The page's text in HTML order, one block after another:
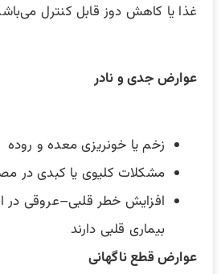
غذا یا کاهش دوز قابل کنترل
عوارض جدی و نادر
زخم یا خونریزی معده و روده
مشکلات کلیوی یا کبدی در
افزایش خطر قلبی–عروقی در
بیماری قلبی دارند
عوارض قطع ناگهانی